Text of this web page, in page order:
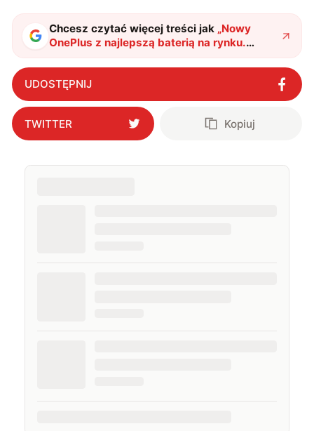
Chcesz czytać więcej treści jak „Nowy
OnePlus z najlepszą baterią na rynku.
Smartfon ze średniej półki zawstydzi
flagowce"?
UDOSTĘPNIJ
TWITTER Kopiuj